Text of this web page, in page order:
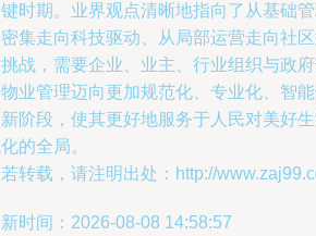
时期。业界观点清晰地指向了从基础
集走向科技驱动、从局部运营走向社
战，需要企业、业主、行业组织与政
业管理迈向更加规范化、专业化、智
阶段，使其更好地服务于人民对美好
的全局。
转载，请注明出处：http://
时间：2026-08-08 14:58:57